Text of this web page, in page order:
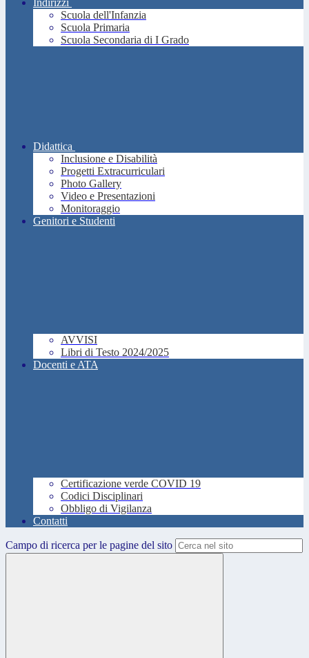
Indirizzi
Scuola dell'Infanzia
Scuola Primaria
Scuola Secondaria di I Grado
Didattica
Inclusione e Disabilità
Progetti Extracurriculari
Photo Gallery
Video e Presentazioni
Monitoraggio
Genitori e Studenti
AVVISI
Libri di Testo 2024/2025
Docenti e ATA
Certificazione verde COVID 19
Codici Disciplinari
Obbligo di Vigilanza
Contatti
Campo di ricerca per le pagine del sito